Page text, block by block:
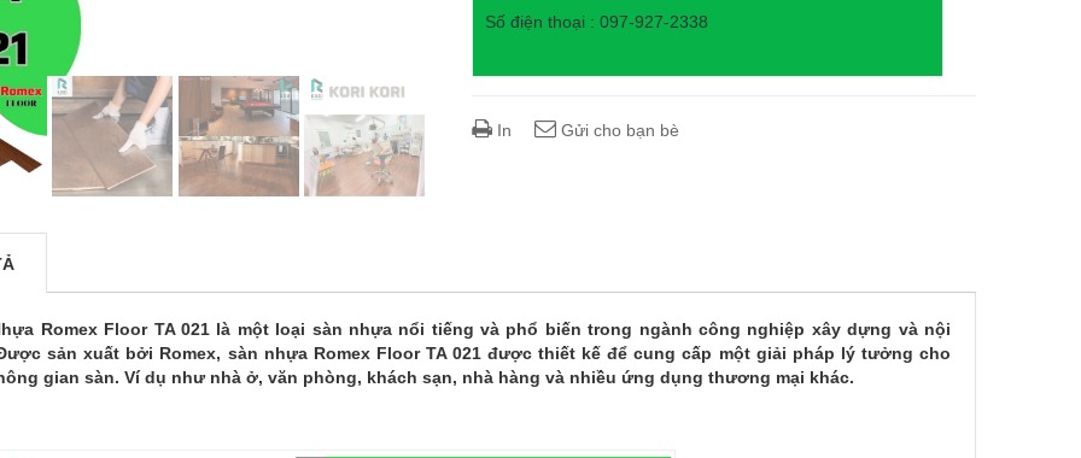
Số điện thoại : 097-927-2338
In Gửi cho bạn bè
Romex Floor TA 021 là một loại sàn nhựa nổi tiếng và phổ biến trong ngành công nghiệp xây dựng và nội
sản xuất bởi Romex, sàn nhựa Romex Floor TA 021 được thiết kế để cung cấp một giải pháp lý tưởng cho
gian sàn. Ví dụ như nhà ở, văn phòng, khách sạn, nhà hàng và nhiều ứng dụng thương mại khác.